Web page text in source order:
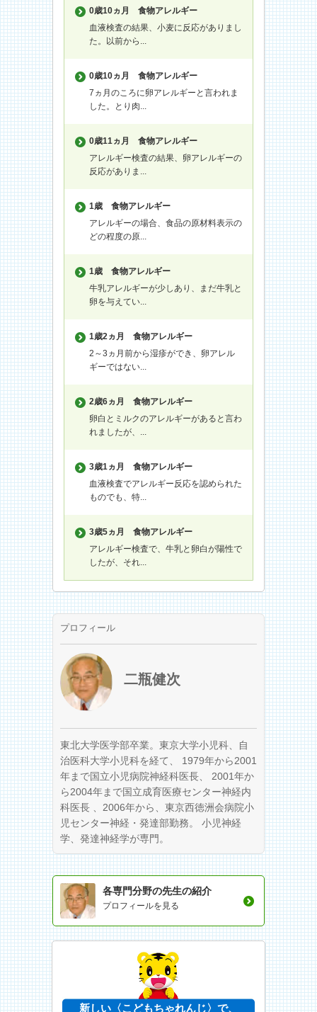
0歳10ヵ月
食物アレルギー
血液検査の結果、小麦に反応がありまし
た。以前から...
0歳10ヵ月
食物アレルギー
7ヵ月のころに卵アレルギーと言われま
した。とり肉...
0歳11ヵ月
食物アレルギー
アレルギー検査の結果、卵アレルギーの
反応がありま...
1歳
食物アレルギー
アレルギーの場合、食品の原材料表示の
どの程度の原...
1歳
食物アレルギー
牛乳アレルギーが少しあり、まだ牛乳と
卵を与えてい...
1歳2ヵ月
食物アレルギー
2～3ヵ月前から湿疹ができ、卵アレル
ギーではない...
2歳6ヵ月
食物アレルギー
卵白とミルクのアレルギーがあると言わ
れましたが、...
3歳1ヵ月
食物アレルギー
血液検査でアレルギー反応を認められた
ものでも、特...
3歳5ヵ月
食物アレルギー
アレルギー検査で、牛乳と卵白が陽性で
したが、それ...
プロフィール
二瓶健次
東北大学医学部卒業。東京大学小児科、自
治医科大学小児科を経て、 1979年から2001
年まで国立小児病院神経科医長、 2001年か
ら2004年まで国立成育医療センター神経内
科医長 、2006年から、東京西徳洲会病院小
児センター神経・発達部勤務。 小児神経
学、発達神経学が専門。
各専門分野の先生の紹介
プロフィールを見る
新しい〈こどもちゃれんじ〉で、